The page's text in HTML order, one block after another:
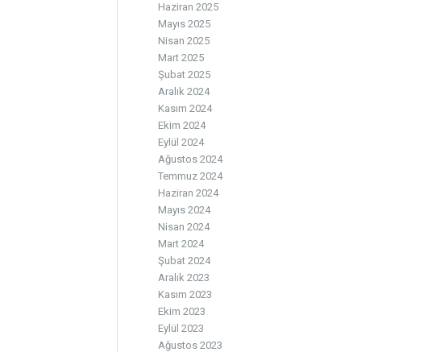
Haziran 2025
Mayıs 2025
Nisan 2025
Mart 2025
Şubat 2025
Aralık 2024
Kasım 2024
Ekim 2024
Eylül 2024
Ağustos 2024
Temmuz 2024
Haziran 2024
Mayıs 2024
Nisan 2024
Mart 2024
Şubat 2024
Aralık 2023
Kasım 2023
Ekim 2023
Eylül 2023
Ağustos 2023